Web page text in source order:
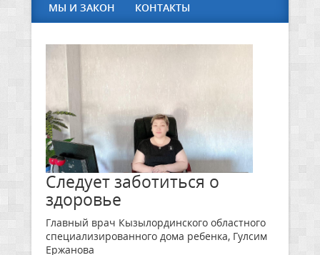
МЫ И ЗАКОН КОНТАКТЫ
Следует заботиться о
здоровье
Главный врач Кызылординского областного
специализированного дома ребенка, Гулсим
Ержанова